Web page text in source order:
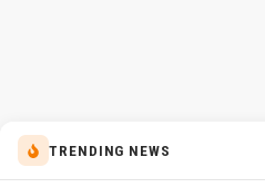
TRENDING NEWS